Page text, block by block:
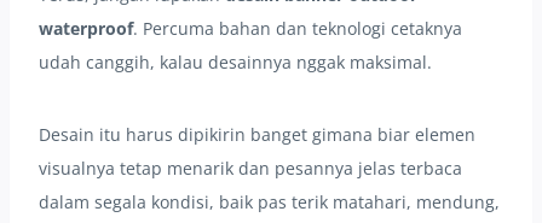
waterproof. Percuma bahan dan teknologi cetaknya
udah canggih, kalau desainnya nggak maksimal.
Desain itu harus dipikirin banget gimana biar elemen
visualnya tetap menarik dan pesannya jelas terbaca
dalam segala kondisi, baik pas terik matahari, mendung,